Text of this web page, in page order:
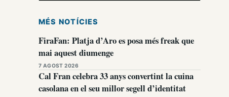
MÉS NOTÍCIES
FiraFan: Platja d’Aro es posa més freak que
mai aquest diumenge
7 AGOST 2026
Cal Fran celebra 33 anys convertint la cuina
casolana en el seu millor segell d’identitat